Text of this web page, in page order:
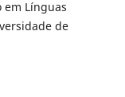
em Línguas
de